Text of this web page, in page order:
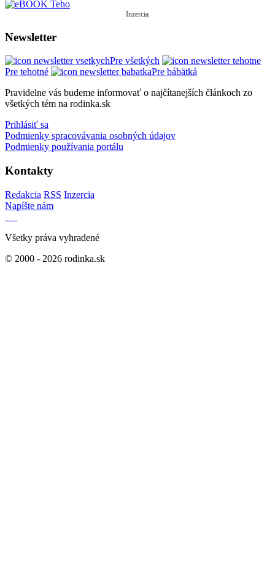
Inzercia
Newsletter
Pre všetkých
Pre tehotné
Pre bábätká
Pravidelne vás budeme informovať o najčítanejších článkoch zo
všetkých tém na rodinka.sk
Prihlásiť sa
Podmienky spracovávania osobných údajov
Podmienky používania portálu
Kontakty
Redakcia RSS Inzercia
Napíšte nám
Všetky práva vyhradené
© 2000 - 2026 rodinka.sk